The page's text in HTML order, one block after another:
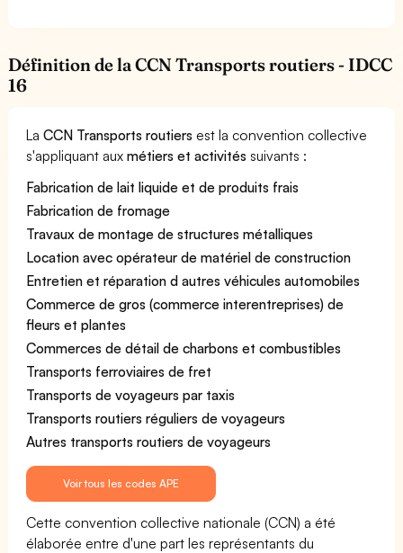
Définition de la CCN Transports routiers - IDCC
16
LaCCN Transports routiers est la convention collective
s'appliquant auxmétiers et activités suivants :
Fabrication de lait liquide et de produits frais
Fabrication de fromage
Travaux de montage de structures métalliques
Location avec opérateur de matériel de construction
Entretien et réparation d autres véhicules automobiles
Commerce de gros (commerce interentreprises) de
fleurs et plantes
Commerces de détail de charbons et combustibles
Transports ferroviaires de fret
Transports de voyageurs par taxis
Transports routiers réguliers de voyageurs
Autres transports routiers de voyageurs
Voir tous les codes APE
Cette convention collective nationale (CCN) a été
élaborée entre d'une part les représentants du